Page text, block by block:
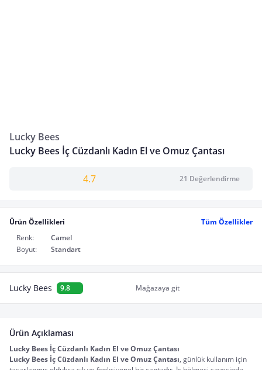
Lucky Bees
Lucky Bees İç Cüzdanlı Kadın El ve Omuz Çantası
4.7 21 Değerlendirme
Ürün Özellikleri
Tüm Özellikler
Renk:
Camel
Boyut:
Standart
Lucky Bees 9.8 Mağazaya git
Ürün Açıklaması
Lucky Bees İç Cüzdanlı Kadın El ve Omuz Çantası
Lucky Bees İç Cüzdanlı Kadın El ve Omuz Çantası, günlük kullanım için